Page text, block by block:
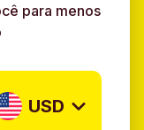
para menos
USD